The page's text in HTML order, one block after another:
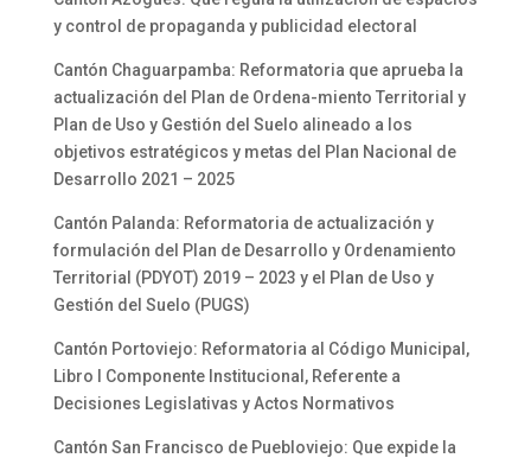
y control de propaganda y publicidad electoral
Cantón Chaguarpamba: Reformatoria que aprueba la
actualización del Plan de Ordena-miento Territorial y
Plan de Uso y Gestión del Suelo alineado a los
objetivos estratégicos y metas del Plan Nacional de
Desarrollo 2021 – 2025
Cantón Palanda: Reformatoria de actualización y
formulación del Plan de Desarrollo y Ordenamiento
Territorial (PDYOT) 2019 – 2023 y el Plan de Uso y
Gestión del Suelo (PUGS)
Cantón Portoviejo: Reformatoria al Código Municipal,
Libro I Componente Institucional, Referente a
Decisiones Legislativas y Actos Normativos
Cantón San Francisco de Puebloviejo: Que expide la